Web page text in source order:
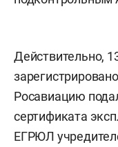
Действительно,
Росавиацию
сертификата
ЕГРЮЛ